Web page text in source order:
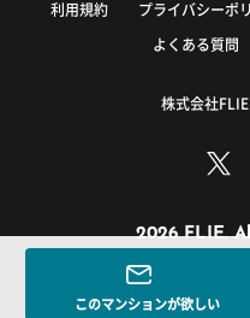
このマンションが欲しい
利用規約 プライバシーポ
よくある質問
株式会社
2026 FLIE.
このサイトに掲載してい
著作権は株式会社FLIEま